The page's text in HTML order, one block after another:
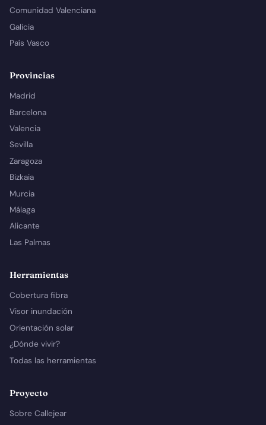
Comunidad Valenciana
Galicia
País Vasco
Provincias
Madrid
Barcelona
Valencia
Sevilla
Zaragoza
Bizkaia
Murcia
Málaga
Alicante
Las Palmas
Herramientas
Cobertura fibra
Visor inundación
Orientación solar
¿Dónde vivir?
Todas las herramientas
Proyecto
Sobre Callejear